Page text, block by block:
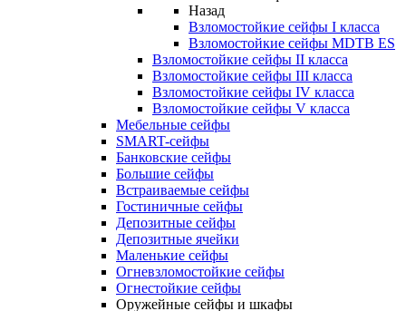
Назад
Взломостойкие сейфы I класса
Взломостойкие сейфы MDTB ES
Взломостойкие сейфы II класса
Взломостойкие сейфы III класса
Взломостойкие сейфы IV класса
Взломостойкие сейфы V класса
Мебельные сейфы
SMART-сейфы
Банковские сейфы
Большие сейфы
Встраиваемые сейфы
Гостиничные сейфы
Депозитные сейфы
Депозитные ячейки
Маленькие сейфы
Огневзломостойкие сейфы
Огнестойкие сейфы
Оружейные сейфы и шкафы